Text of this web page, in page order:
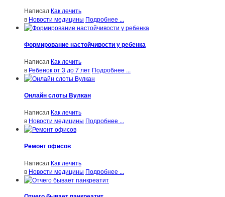
Написал Как лечить
в Новости медицины Подробнее ...
Формирование настойчивости у ребенка
Написал Как лечить
в Ребенок от 3 до 7 лет Подробнее ...
Онлайн слоты Вулкан
Написал Как лечить
в Новости медицины Подробнее ...
Ремонт офисов
Написал Как лечить
в Новости медицины Подробнее ...